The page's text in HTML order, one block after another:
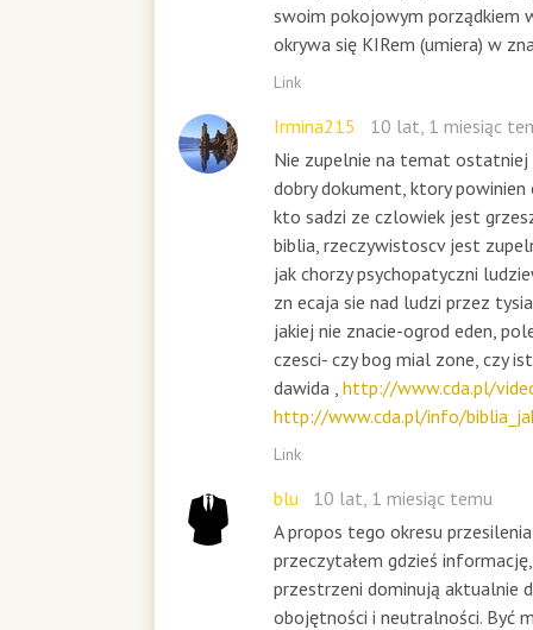
swoim pokojowym porządkiem
okrywa się KIRem (umiera) w
Link
Irmina215
10 lat, 1 miesiąc
Nie zupelnie na temat ostatniej
dobry dokument, ktory powinien
kto sadzi ze czlowiek jest
biblia, rzeczywistoscv jest
jak chorzy psychopatyczni
zn ecaja sie nad ludzi przez
jakiej nie znacie-ogrod eden,
czesci- czy bog mial zone, czy
dawida , http://www.cda.pl/
http://www.cda.pl/info/
Link
blu
10 lat, 1 miesiąc temu
A propos tego okresu
przeczytałem gdzieś
przestrzeni dominują aktualnie
obojętności i neutralności. Być